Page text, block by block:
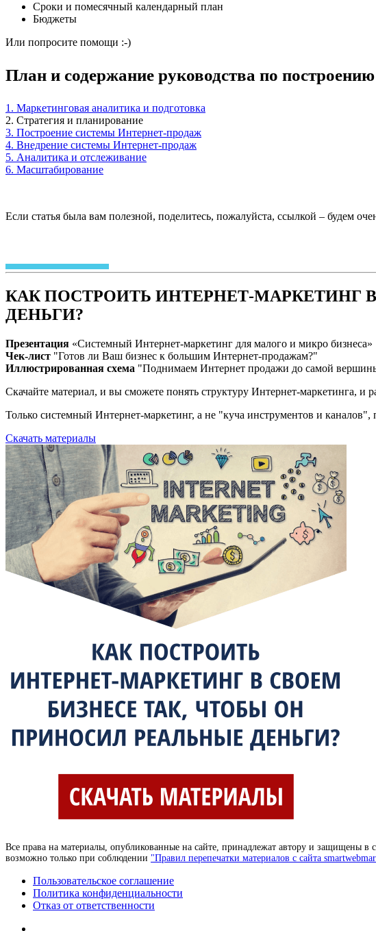
Сроки и помесячный календарный план
Бюджеты
Или попросите помощи :-)
План и содержание руководства по
1. Маркетинговая аналитика и подготовка
2. Стратегия и планирование
3. Построение системы Интернет-продаж
4. Внедрение системы Интернет-продаж
5. Аналитика и отслеживание
6. Масштабирование
Если статья была вам полезной, поделитесь, пожалуйста, ссылкой – будем
КАК ПОСТРОИТЬ ИНТЕРНЕТ-МАРКЕТИНГ
ДЕНЬГИ?
Презентация «Системный Интернет-маркетинг для малого и микро бизнеса»
Чек-лист "Готов ли Ваш бизнес к большим Интернет-продажам?"
Иллюстрированная схема "Поднимаем Интернет продажи до самой
Скачайте материал, и вы сможете понять структуру Интернет-маркетинга, и
Только системный Интернет-маркетинг, а не "куча инструментов и
Скачать материалы
Все права на материалы, опубликованные на сайте, принадлежат автору и защищены в
возможно только при соблюдении "Правил перепечатки материалов с сайта
Пользовательское соглашение
Политика конфиденциальности
Отказ от ответственности